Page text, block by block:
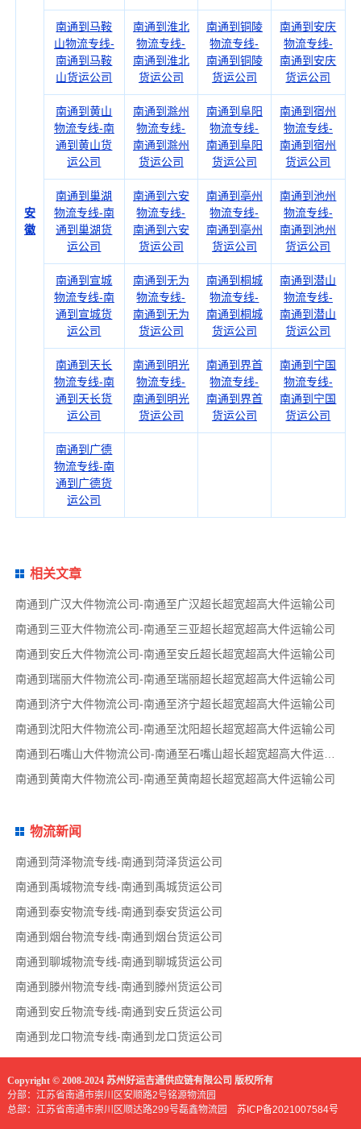
安
徽
南通到马鞍
山物流专线-
南通到马鞍
山货运公司
南通到淮北
物流专线-
南通到淮北
货运公司
南通到铜陵
物流专线-
南通到铜陵
货运公司
南通到安庆
物流专线-
南通到安庆
货运公司
南通到黄山
物流专线-南
通到黄山货
运公司
南通到滁州
物流专线-
南通到滁州
货运公司
南通到阜阳
物流专线-
南通到阜阳
货运公司
南通到宿州
物流专线-
南通到宿州
货运公司
南通到巢湖
物流专线-南
通到巢湖货
运公司
南通到六安
物流专线-
南通到六安
货运公司
南通到亳州
物流专线-
南通到亳州
货运公司
南通到池州
物流专线-
南通到池州
货运公司
南通到宣城
物流专线-南
通到宣城货
运公司
南通到无为
物流专线-
南通到无为
货运公司
南通到桐城
物流专线-
南通到桐城
货运公司
南通到潜山
物流专线-
南通到潜山
货运公司
南通到天长
物流专线-南
通到天长货
运公司
南通到明光
物流专线-
南通到明光
货运公司
南通到界首
物流专线-
南通到界首
货运公司
南通到宁国
物流专线-
南通到宁国
货运公司
南通到广德
物流专线-南
通到广德货
运公司
相关文章
南通到广汉大件物流公司-南通至广汉超长超宽超高大件运输公司
南通到三亚大件物流公司-南通至三亚超长超宽超高大件运输公司
南通到安丘大件物流公司-南通至安丘超长超宽超高大件运输公司
南通到瑞丽大件物流公司-南通至瑞丽超长超宽超高大件运输公司
南通到济宁大件物流公司-南通至济宁超长超宽超高大件运输公司
南通到沈阳大件物流公司-南通至沈阳超长超宽超高大件运输公司
南通到石嘴山大件物流公司-南通至石嘴山超长超宽超高大件运输公司
南通到黄南大件物流公司-南通至黄南超长超宽超高大件运输公司
物流新闻
南通到菏泽物流专线-南通到菏泽货运公司
南通到禹城物流专线-南通到禹城货运公司
南通到泰安物流专线-南通到泰安货运公司
南通到烟台物流专线-南通到烟台货运公司
南通到聊城物流专线-南通到聊城货运公司
南通到滕州物流专线-南通到滕州货运公司
南通到安丘物流专线-南通到安丘货运公司
南通到龙口物流专线-南通到龙口货运公司
Copyright © 2008-2024 苏州好运吉通供应链有限公司 版权所有
分部：江苏省南通市崇川区安顺路2号铭源物流园
总部：江苏省南通市崇川区顺达路299号磊鑫物流园 苏ICP备2021007584号